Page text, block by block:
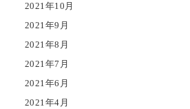
2021年10月
2021年9月
2021年8月
2021年7月
2021年6月
2021年4月